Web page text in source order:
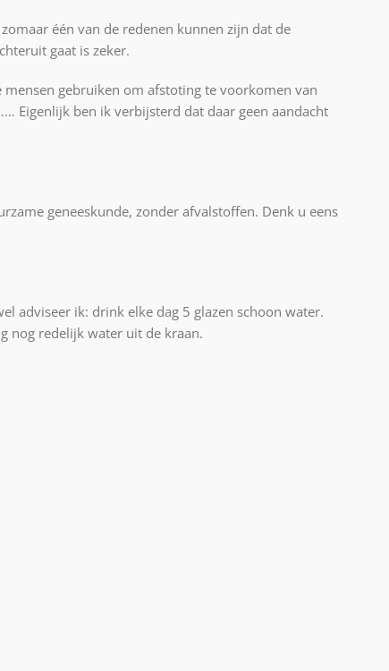
één van de redenen kunnen zijn dat de
gaat is zeker.
gebruiken om afstoting te voorkomen van
Eigenlijk ben ik verbijsterd dat daar geen aandacht
geneeskunde, zonder afvalstoffen. Denk u eens
adviseer ik: drink elke dag 5 glazen schoon water.
nog redelijk water uit de kraan.